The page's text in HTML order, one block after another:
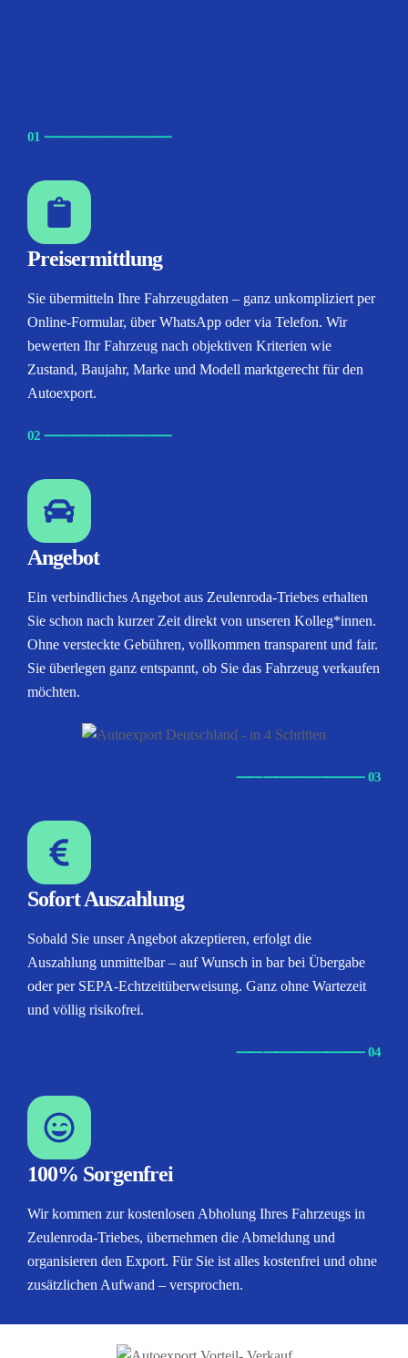
01 ⸺⸺⸺⸺⸺
Preisermittlung
Sie übermitteln Ihre Fahrzeugdaten – ganz unkompliziert per
Online-Formular, über WhatsApp oder via Telefon. Wir
bewerten Ihr Fahrzeug nach objektiven Kriterien wie
Zustand, Baujahr, Marke und Modell marktgerecht für den
Autoexport.
02 ⸺⸺⸺⸺⸺
Angebot
Ein verbindliches Angebot aus Zeulenroda-Triebes erhalten
Sie schon nach kurzer Zeit direkt von unseren Kolleg*innen.
Ohne versteckte Gebühren, vollkommen transparent und fair.
Sie überlegen ganz entspannt, ob Sie das Fahrzeug verkaufen
möchten.
⸺⸺⸺⸺⸺ 03
Sofort Auszahlung
Sobald Sie unser Angebot akzeptieren, erfolgt die
Auszahlung unmittelbar – auf Wunsch in bar bei Übergabe
oder per SEPA-Echtzeitüberweisung. Ganz ohne Wartezeit
und völlig risikofrei.
⸺⸺⸺⸺⸺ 04
100% Sorgenfrei
Wir kommen zur kostenlosen Abholung Ihres Fahrzeugs in
Zeulenroda-Triebes, übernehmen die Abmeldung und
organisieren den Export. Für Sie ist alles kostenfrei und ohne
zusätzlichen Aufwand – versprochen.